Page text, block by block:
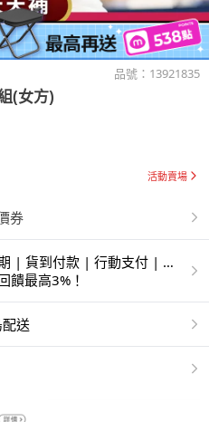
品號： 13921835
(女方)
活動賣場
券
| 貨到付款 | 行動支付 | 超
饋最高3%！
送